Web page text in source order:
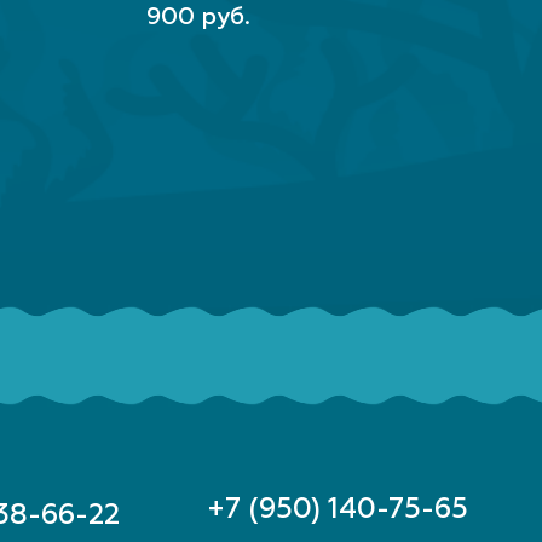
900 руб.
66-22 +7 (950) 140-75-65